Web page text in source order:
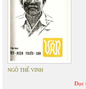
NGÔ THẾ VINH
Đọc